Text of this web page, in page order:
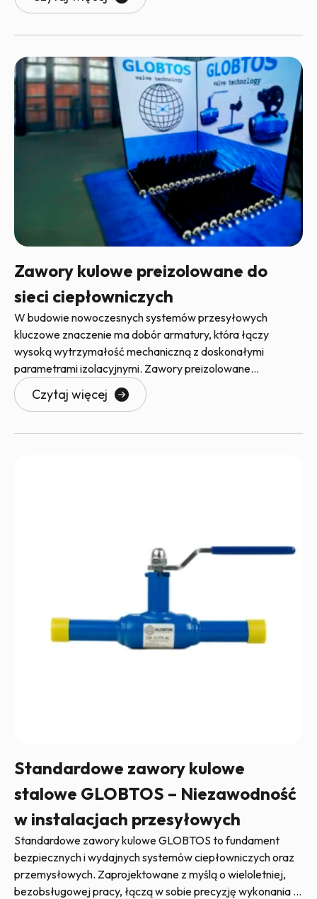
Zawory kulowe preizolowane do
sieci ciepłowniczych
W budowie nowoczesnych systemów przesyłowych
kluczowe znaczenie ma dobór armatury, która łączy
wysoką wytrzymałość mechaniczną z doskonałymi
parametrami izolacyjnymi. Zawory preizolowane
GLOBTOS to zaawansowane rozwiązanie systemowe,
gwarantujące najwyższą
Czytaj więcej
Standardowe zawory kulowe
stalowe GLOBTOS – Niezawodność
w instalacjach przesyłowych
Standardowe zawory kulowe GLOBTOS to fundament
bezpiecznych i wydajnych systemów ciepłowniczych oraz
przemysłowych. Zaprojektowane z myślą o wieloletniej,
bezobsługowej pracy, łączą w sobie precyzję wykonania z